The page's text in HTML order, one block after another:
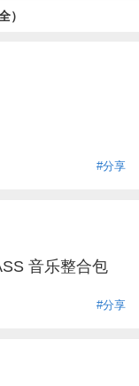
）
#分享
音乐整合包
#分享